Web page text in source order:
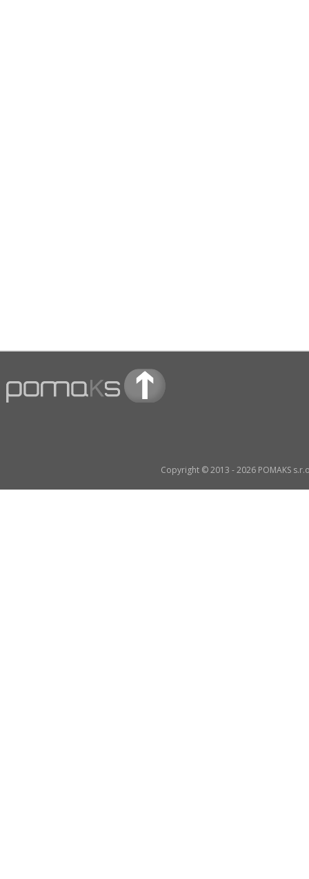
Copyright © 2013 - 2026 POMAKS